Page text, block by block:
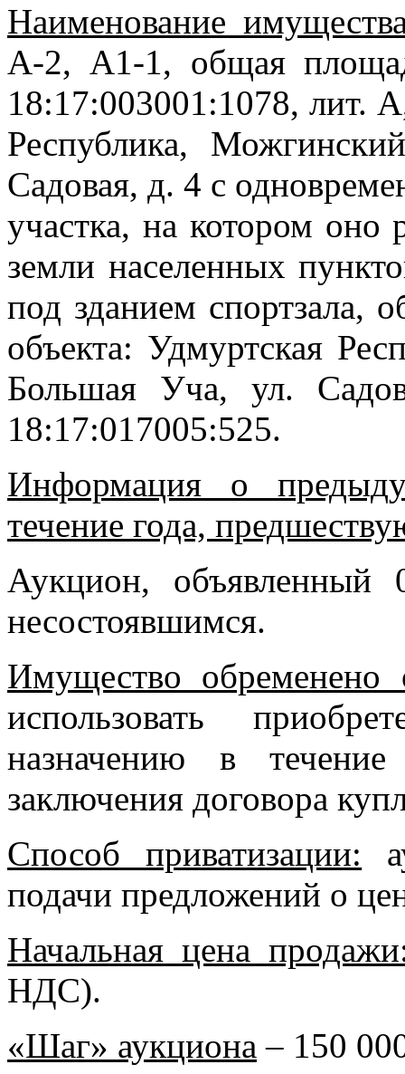
Наименование
А-2, А1-1, общая
18:17:003001:1078, лит.
Республика,
Садовая, д. 4 с
участка, на котором оно
земли населенных
под зданием спортзала,
объекта: Удмуртская
Большая Уча, ул.
18:17:017005:525.
Информация о
течение года,
Аукцион, объявленный
несостоявшимся.
Имущество обременено
использовать
назначению в
заключения договора
Способ приватизации:
подачи предложений о
Начальная цена
НДС).
«Шаг» аукциона – 150